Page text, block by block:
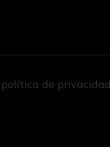
de privacidad